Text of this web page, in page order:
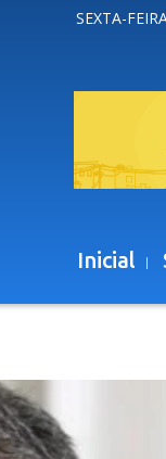
SEXTA-
Inicial